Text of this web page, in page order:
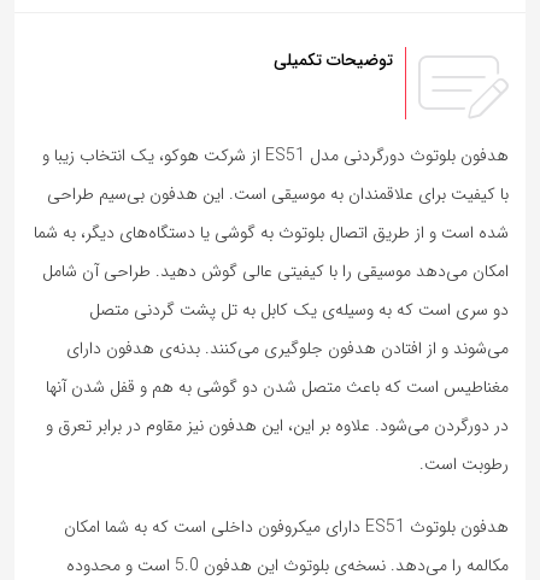
توضیحات تکمیلی
هدفون بلوتوث دورگردنی مدل ES51 از شرکت هوکو، یک انتخاب زیبا و
با کیفیت برای علاقمندان به موسیقی است. این هدفون بی‌سیم طراحی
شده است و از طریق اتصال بلوتوث به گوشی یا دستگاه‌های دیگر، به شما
امکان می‌دهد موسیقی را با کیفیتی عالی گوش دهید. طراحی آن شامل
دو سری است که به وسیله‌ی یک کابل به تل پشت گردنی متصل
می‌شوند و از افتادن هدفون جلوگیری می‌کنند. بدنه‌ی هدفون دارای
مغناطیس است که باعث متصل شدن دو گوشی به هم و قفل شدن آنها
در دورگردن می‌شود. علاوه بر این، این هدفون نیز مقاوم در برابر تعرق و
رطوبت است.
هدفون بلوتوث ES51 دارای میکروفون داخلی است که به شما امکان
مکالمه را می‌دهد. نسخه‌ی بلوتوث این هدفون 5.0 است و محدوده